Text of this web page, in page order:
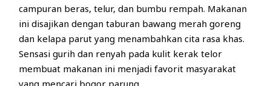
campuran beras, telur, dan bumbu rempah. Makanan
ini disajikan dengan taburan bawang merah goreng
dan kelapa parut yang menambahkan cita rasa khas.
Sensasi gurih dan renyah pada kulit kerak telor
membuat makanan ini menjadi favorit masyarakat
yang mencari bogor parung.